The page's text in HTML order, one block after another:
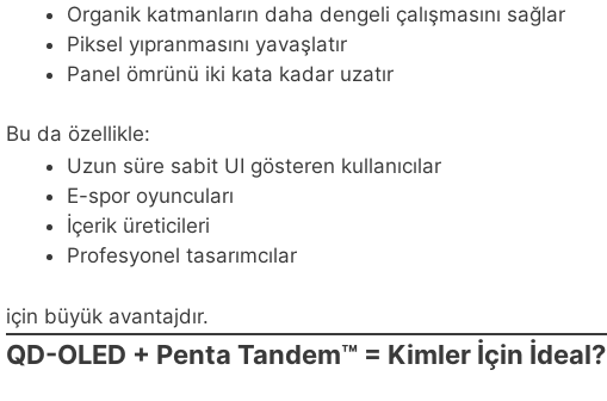
Organik katmanların daha dengeli çalışmasını sağlar
Piksel yıpranmasını yavaşlatır
Panel ömrünü iki kata kadar uzatır
Bu da özellikle:
Uzun süre sabit UI gösteren kullanıcılar
E-spor oyuncuları
İçerik üreticileri
Profesyonel tasarımcılar
için büyük avantajdır.
QD-OLED + Penta Tandem™ = Kimler İçin İdeal?